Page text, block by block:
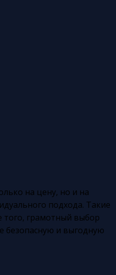
на цену, но и на
подхода. Такие
того, грамотный выбор
безопасную и выгодную